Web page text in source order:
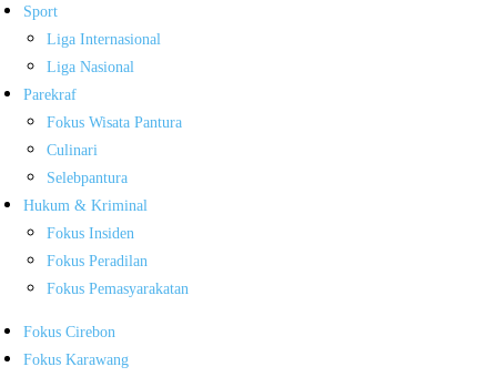
Sport
Liga Internasional
Liga Nasional
Parekraf
Fokus Wisata Pantura
Culinari
Selebpantura
Hukum & Kriminal
Fokus Insiden
Fokus Peradilan
Fokus Pemasyarakatan
Fokus Cirebon
Fokus Karawang